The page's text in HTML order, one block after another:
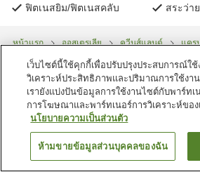
ฟิตเนสยิม/ฟิตเนสคลับ
สระว่า
หน้าแรก ออสเตรเลีย ควีนส์แลนด์
แคร
โรงแรมดับเบิ้ลทรี บาย ฮิลตัน แคร์น
ค้นหาห้องพัก
เว็บไซต์นี้ใช้คุกกี้เพื่อปรับปรุงประสบการณ์ใ
วิเคราะห์ประสิทธิภาพและปริมาณการใช้งาน
เรายังแบ่งปันข้อมูลการใช้งานไซต์กับพาร์ทเ
การโฆษณาและพาร์ทเนอร์การวิเคราะห์ของ
นโยบายความเป็นส่วนตัว
ห้ามขายข้อมูลส่วนบุคคลของฉัน